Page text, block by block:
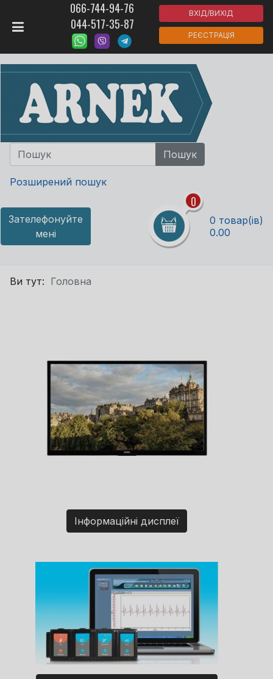
066-744-94-76
044-517-35-87
ВХІД/ВИХІД
РЕЄСТРАЦІЯ
Розширений пошук
Зателефонуйте
мені
0
0 товар(ів)
0.00
Ви тут: Головна
Інформаційні дисплеї